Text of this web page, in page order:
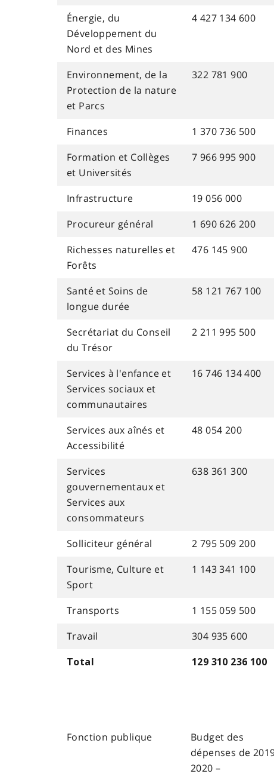
Énergie, du
Développement du
Nord et des Mines
4 427 134 600
Environnement, de la
Protection de la nature
et Parcs
322 781 900
Finances 1 370 736 500
Formation et Collèges
et Universités
7 966 995 900
Infrastructure 19 056 000
Procureur général
1 690 626 200
Richesses naturelles et
Forêts
476 145 900
Santé et Soins de
longue durée
58 121 767 100
Secrétariat du Conseil
du Trésor
2 211 995 500
Services à l'enfance et
Services sociaux et
communautaires
16 746 134 400
Services aux aînés et
Accessibilité
48 054 200
Services
gouvernementaux et
Services aux
consommateurs
638 361 300
Solliciteur général 2 795 509 200
Tourisme, Culture et
Sport
1 143 341 100
Transports 1 155 059 500
Travail
304 935 600
Total 129 310 236 100
Fonction publique
Budget des
dépenses de
2020 –